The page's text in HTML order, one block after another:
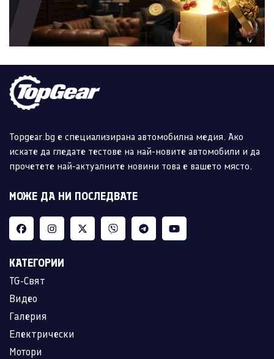
Topgear.bg е специализирана автомобилна медия. Ако
искате да гледате тестове на най-новите автомобили и да
прочетете най-актуалните новини това е вашето място.
МОЖЕ ДА НИ ПОСЛЕДВАТЕ
КАТЕГОРИИ
TG-Свят
Видео
Галерия
Електрически
Мотори